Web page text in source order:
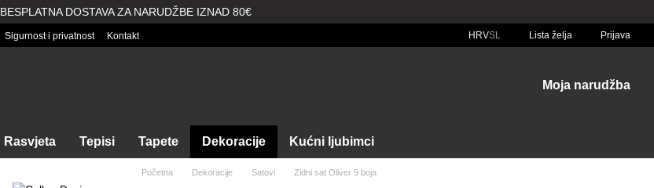
BESPLATNA DOSTAVA ZA NARUDŽBE IZNAD 80€
Sigurnost i privatnost Kontakt HRVSL Lista želja Prijava
Moja narudžba
Rasvjeta Tepisi Tapete Dekoracije Kućni ljubimci
Početna Dekoracije Satovi Zidni sat Oliver 9 boja